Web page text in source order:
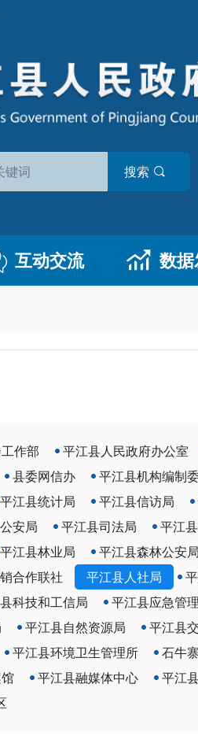
搜索
互动交流 数
作部 平江县人民政府办公室
县委网信办 平江县机构编制
平江县统计局 平江县信访局
安局 平江县司法局 平江
平江县林业局 平江县森林公安局
合作联社 平江县人社局
科技和工信局 平江县应急管
平江县自然资源局 平江县
平江县环境卫生管理所 石牛
平江县融媒体中心 平江